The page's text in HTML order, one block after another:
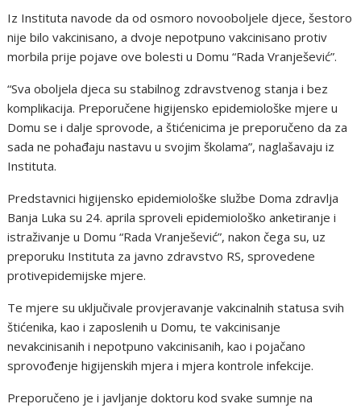
Iz Instituta navode da od osmoro novooboljele djece, šestoro
nije bilo vakcinisano, a dvoje nepotpuno vakcinisano protiv
morbila prije pojave ove bolesti u Domu “Rada Vranješević”.
“Sva oboljela djeca su stabilnog zdravstvenog stanja i bez
komplikacija. Preporučene higijensko epidemiološke mjere u
Domu se i dalje sprovode, a štićenicima je preporučeno da za
sada ne pohađaju nastavu u svojim školama”, naglašavaju iz
Instituta.
Predstavnici higijensko epidemiološke službe Doma zdravlja
Banja Luka su 24. aprila sproveli epidemiološko anketiranje i
istraživanje u Domu “Rada Vranješević”, nakon čega su, uz
preporuku Instituta za javno zdravstvo RS, sprovedene
protivepidemijske mjere.
Te mjere su uključivale provjeravanje vakcinalnih statusa svih
štićenika, kao i zaposlenih u Domu, te vakcinisanje
nevakcinisanih i nepotpuno vakcinisanih, kao i pojačano
sprovođenje higijenskih mjera i mjera kontrole infekcije.
Preporučeno je i javljanje doktoru kod svake sumnje na